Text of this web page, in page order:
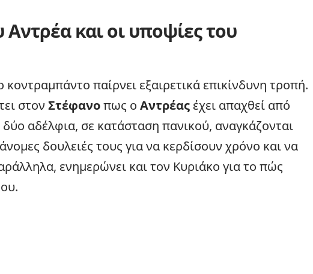
και οι υποψίες του
παίρνει εξαιρετικά επικίνδυνη τροπή.
στον Στέφανοπως ο Αντρέας έχει απαχθεί από
αδέλφια, σε κατάσταση πανικού, αναγκάζονται
δουλειές τους για να κερδίσουν χρόνο και να
ενημερώνει και τον Κυριάκο για το πώς